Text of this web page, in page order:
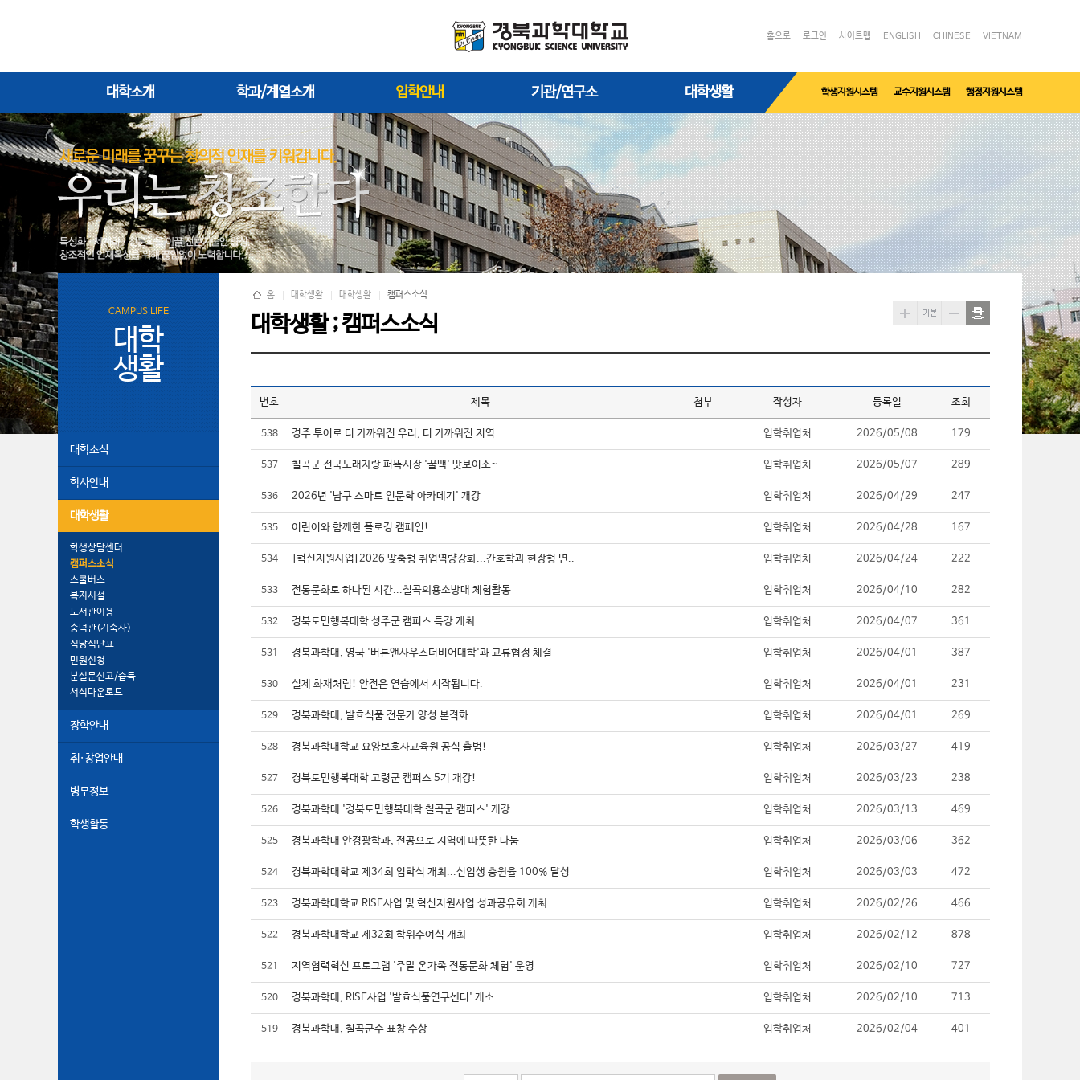
홈으로 로그인 사이트맵 ENGLISH CHINESE VIETNAM
대학소개 학과/계열소개 입학안내 기관/연구소 대학생활 학생지원시스템 교수지원시스템 행정지원시스템
CAMPUS LIFE
대학
생활
대학소식
학사안내
대학생활
학생상담센터
캠퍼스소식
스쿨버스
복지시설
도서관이용
숭덕관(기숙사)
식당식단표
민원신청
분실문신고/습득
서식다운로드
장학안내
취·창업안내
병무정보
학생활동
홈 대학생활 대학생활 캠퍼스소식
대학생활 ; 캠퍼스소식
번호 제목 첨부 작성자 등록일 조회
538 경주 투어로 더 가까워진 우리, 더 가까워진 지역 입학취업처 2026/05/08 179
537 칠곡군 전국노래자랑 퍼뜩시장 '꿀맥' 맛보이소~ 입학취업처 2026/05/07 289
536 2026년 '남구 스마트 인문학 아카데기' 개강 입학취업처 2026/04/29 247
535 어린이와 함께한 플로깅 캠페인! 입학취업처 2026/04/28 167
534 [혁신지원사업]2026 맞춤형 취업역량강화...간호학과 현장형 면.. 입학취업처 2026/04/24 222
533 전통문화로 하나된 시간...칠곡의용소방대 체험활동 입학취업처 2026/04/10 282
532 경북도민행복대학 성주군 캠퍼스 특강 개최 입학취업처 2026/04/07 361
531 경북과학대, 영국 '버튼앤사우스더비어대학'과 교류협정 체결 입학취업처 2026/04/01 387
530 실제 화재처럼! 안전은 연습에서 시작됩니다. 입학취업처 2026/04/01 231
529 경북과학대, 발효식품 전문가 양성 본격화 입학취업처 2026/04/01 269
528 경북과학대학교 요양보호사교육원 공식 출범! 입학취업처 2026/03/27 419
527 경북도민행복대학 고령군 캠퍼스 5기 개강! 입학취업처 2026/03/23 238
526 경북과학대 '경북도민행복대학 칠곡군 캠퍼스' 개강 입학취업처 2026/03/13 469
525 경북과학대 안경광학과, 전공으로 지역에 따뜻한 나눔 입학취업처 2026/03/06 362
524 경북과학대학교 제34회 입학식 개최...신입생 충원율 100% 달성 입학취업처 2026/03/03 472
523 경북과학대학교 RISE사업 및 혁신지원사업 성과공유회 개최 입학취업처 2026/02/26 466
522 경북과학대학교 제32회 학위수여식 개최 입학취업처 2026/02/12 878
521 지역협력혁신 프로그램 '주말 온가족 전통문화 체험' 운영 입학취업처 2026/02/10 727
520 경북과학대, RISE사업 '발효식품연구센터' 개소 입학취업처 2026/02/10 713
519 경북과학대, 칠곡군수 표창 수상 입학취업처 2026/02/04 401